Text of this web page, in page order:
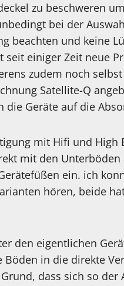
zu beschweren
bei der
beachten und keine
einiger Zeit neue
zudem noch
Satellite-Q
Geräte auf die
mit Hifi und High
mit den
ein. ich
hören, beide
den eigentlichen
in die direkte
dass sich so der